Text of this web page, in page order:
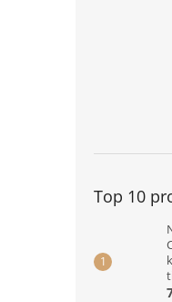
Top 10